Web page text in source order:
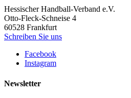
Hessischer Handball-Verband e.V.
Otto-Fleck-Schneise 4
60528 Frankfurt
Schreiben Sie uns
Facebook
Instagram
Newsletter